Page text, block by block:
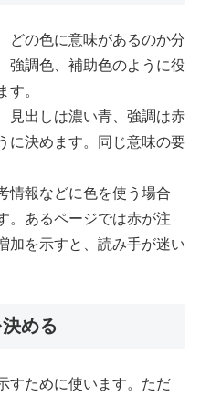
どの色に意味があるのか分
強調色、補助色のように役
す。
見出しは濃い青、強調は赤
に決めます。同じ意味の要
情報などに色を使う場合
。あるページでは赤が注
加を示すと、読み手が迷い
める
すために使います。ただ